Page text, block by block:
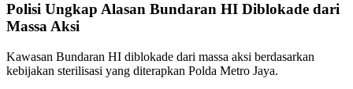
Polisi Ungkap Alasan Bundaran HI Diblokade dari
Massa Aksi
Kawasan Bundaran HI diblokade dari massa aksi berdasarkan
kebijakan sterilisasi yang diterapkan Polda Metro Jaya.